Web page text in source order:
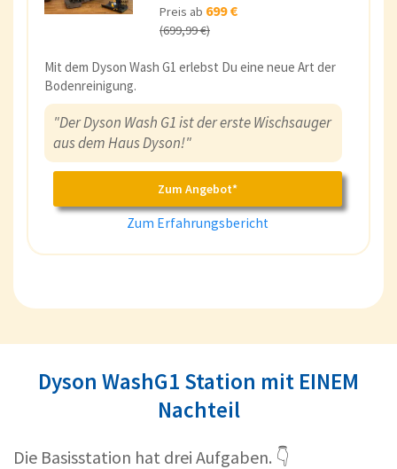
Preis ab 699 €
(699,99 €)
Mit dem Dyson Wash G1 erlebst Du eine neue Art der
Bodenreinigung.
"Der Dyson Wash G1 ist der erste Wischsauger
aus dem Haus Dyson!"
Zum Angebot*
Zum Erfahrungsbericht
Dyson WashG1 Station mit EINEM
Nachteil
Die Basisstation hat drei Aufgaben. 👇